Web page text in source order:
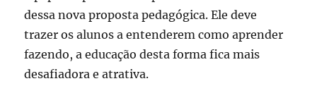
dessa nova proposta pedagógica. Ele deve
trazer os alunos a entenderem como aprender
fazendo, a educação desta forma fica mais
desafiadora e atrativa.